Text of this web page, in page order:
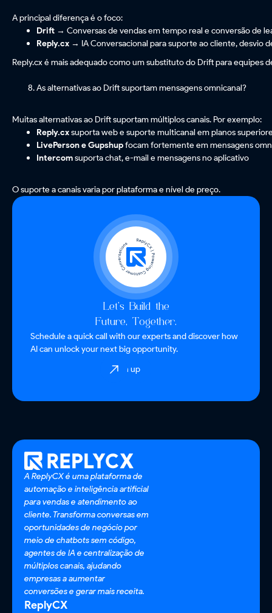
Let’s Build the
Future, Together.
Schedule a quick call with our experts and discover how
AI can unlock your next big opportunity.
Sign up
A principal diferença é o foco:
Drift → Conversas de vendas em tempo real e conversão de
Reply.cx → IA Conversacional para suporte ao cliente, desvio
Reply.cx é mais adequado como um substituto do Drift para equipes
As alternativas ao Drift suportam mensagens omnicanal?
Muitas alternativas ao Drift suportam múltiplos canais. Por exemplo:
Reply.cxsuporta web e suporte multicanal em planos
LivePerson e Gupshupfocam fortemente em mensagens
Intercomsuporta chat, e-mail e mensagens no aplicativo
O suporte a canais varia por plataforma e nível de preço.
A ReplyCX é uma plataforma de
automação e inteligência artificial
para vendas e atendimento ao
cliente. Transforma conversas em
oportunidades de negócio por
meio de chatbots sem código,
agentes de IA e centralização de
múltiplos canais, ajudando
empresas a aumentar
conversões e gerar mais receita.
ReplyCX